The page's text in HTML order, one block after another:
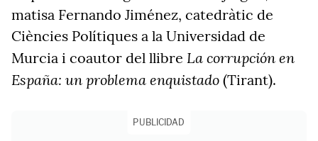
matisa Fernando Jiménez, catedràtic de
Ciències Polítiques a la Universidad de
Murcia i coautor del llibre La corrupción en
España: un problema enquistado (Tirant).
PUBLICIDAD